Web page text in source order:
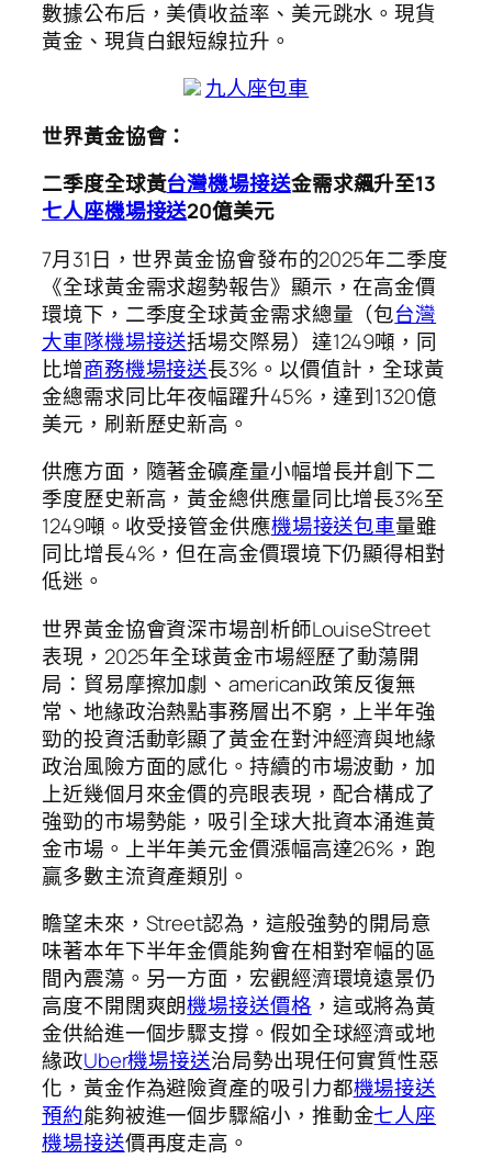
數據公布后，美債收益率、美元跳水。現貨
黃金、現貨白銀短線拉升。
九人座包車
世界黃金協會：
二季度全球黃台灣機場接送金需求飆升至13
七人座機場接送20億美元
7月31日，世界黃金協會發布的2025年二季度
《全球黃金需求趨勢報告》顯示，在高金價
環境下，二季度全球黃金需求總量（包台灣
大車隊機場接送括場交際易）達1249噸，同
比增商務機場接送長3%。以價值計，全球黃
金總需求同比年夜幅躍升45%，達到1320億
美元，刷新歷史新高。
供應方面，隨著金礦產量小幅增長并創下二
季度歷史新高，黃金總供應量同比增長3%至
1249噸。收受接管金供應機場接送包車量雖
同比增長4%，但在高金價環境下仍顯得相對
低迷。
世界黃金協會資深市場剖析師LouiseStreet
表現，2025年全球黃金市場經歷了動蕩開
局：貿易摩擦加劇、american政策反復無
常、地緣政治熱點事務層出不窮，上半年強
勁的投資活動彰顯了黃金在對沖經濟與地緣
政治風險方面的感化。持續的市場波動，加
上近幾個月來金價的亮眼表現，配合構成了
強勁的市場勢能，吸引全球大批資本涌進黃
金市場。上半年美元金價漲幅高達26%，跑
贏多數主流資產類別。
瞻望未來，Street認為，這般強勢的開局意
味著本年下半年金價能夠會在相對窄幅的區
間內震蕩。另一方面，宏觀經濟環境遠景仍
高度不開闊爽朗機場接送價格 ，這或將為黃
金供給進一個步驟支撐。假如全球經濟或地
緣政Uber機場接送治局勢出現任何實質性惡
化，黃金作為避險資產的吸引力都機場接送
預約能夠被進一個步驟縮小，推動金七人座
機場接送價再度走高。